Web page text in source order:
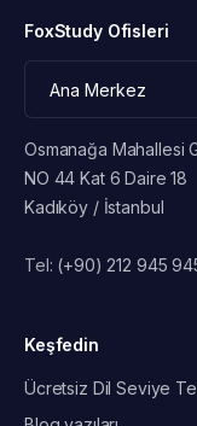
FoxStudy Ofisleri
Osmanağa Mahallesi
NO 44 Kat 6 Daire 18
Kadıköy / İstanbul
Tel: (+90) 212 945
Keşfedin
Ücretsiz Dil Seviye